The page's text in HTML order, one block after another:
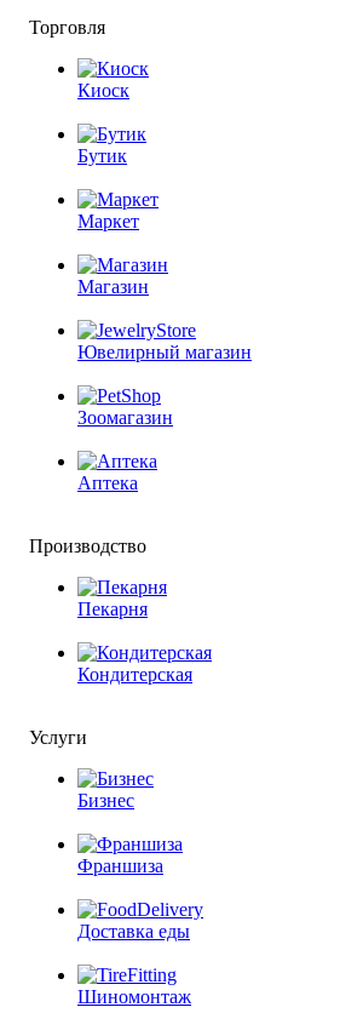
Торговля
Киоск
Бутик
Маркет
Магазин
Ювелирный магазин
Зоомагазин
Аптека
Производство
Пекарня
Кондитерская
Услуги
Бизнес
Франшиза
Доставка еды
Шиномонтаж